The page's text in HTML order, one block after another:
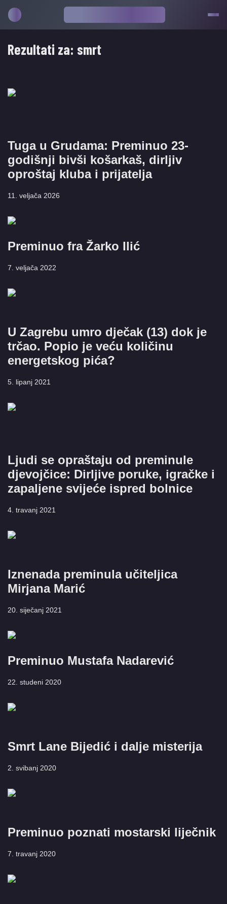
Rezultati za: smrt
Tuga u Grudama: Preminuo 23-
godišnji bivši košarkaš, dirljiv
oproštaj kluba i prijatelja
11. veljača 2026
Preminuo fra Žarko Ilić
7. veljača 2022
U Zagrebu umro dječak (13) dok je
trčao. Popio je veću količinu
energetskog pića?
5. lipanj 2021
Ljudi se opraštaju od preminule
djevojčice: Dirljive poruke, igračke i
zapaljene svijeće ispred bolnice
4. travanj 2021
Iznenada preminula učiteljica
Mirjana Marić
20. siječanj 2021
Preminuo Mustafa Nadarević
22. studeni 2020
Smrt Lane Bijedić i dalje misterija
2. svibanj 2020
Preminuo poznati mostarski liječnik
7. travanj 2020